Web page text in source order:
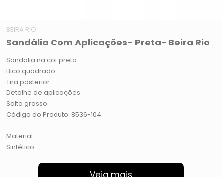
BEIRA RIO
Sandália Com Aplicações- Preta- Beira Rio
Sandália na cor preta.
Bico quadrado.
Tira posterior.
Detalhe de aplicações.
Salto grosso.
Código do Produto: 8536-104.
Material:
Sintético.